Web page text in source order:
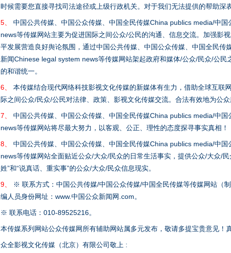
时候需要您直接寻找司法途径或上级行政机关。对于我们无法提供的帮助深
5、
中国公共传媒、中国公众传媒、中国全民传媒China publics media/中
news等传媒网站主要为促进国际之间公众/公民的沟通、信息交流。加强影
平发展营造良好舆论氛围，通过中国公共传媒、中国公众传媒、中国全民
新闻Chinese legal system news等传媒网站架起政府和媒体/公众/民众/公
的和谐统一。
6、
本传媒结合现代网络科技影视文化传媒的新媒体有生力，借助全球互联
际之间公众/民众/公民对法律、政策、影视文化传媒交流。合法有效地为公众
7、
中国公共传媒、中国公众传媒、中国全民传媒China publics media/中
news等传媒网站将尽最大努力，以客观、公正、理性的态度探寻事实真相！
8、
中国公共传媒、中国公众传媒、中国全民传媒China publics media/中
news等传媒网站全面贴近公众/大众/民众的日常生活事实，提供公众/大众/
姓”和“说真话、重实事”的公众/大众/民众信息现实。
9、
※ 联系方式：中国公共传媒/中国公众传媒/中国全民传媒等传媒网站（
编人员身份网址：www.中国公众新闻网.com。
※ 联系电话：010-89525216。
本传媒系列网站公众传媒网所有辅助网站属多元发布，敬请多提宝贵意见！
众全影视文化传媒（北京）有限公司敬上 :